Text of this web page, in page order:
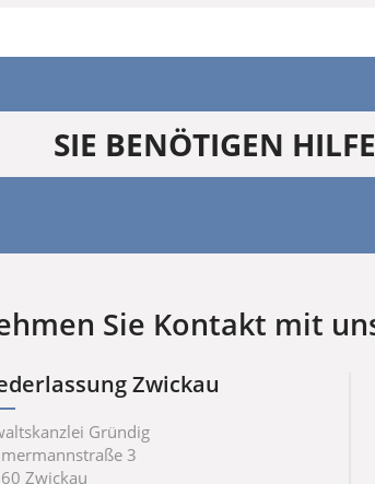
SIE BENÖTIGEN
Sie Kontakt mit
Zwickau
Gründig
3
Zwickau